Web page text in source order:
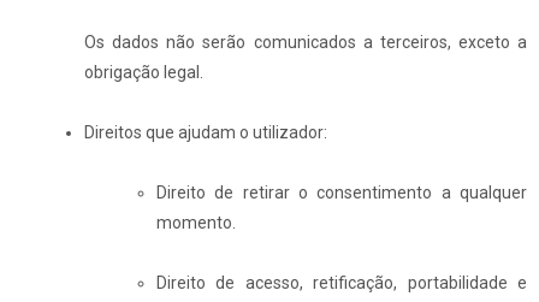
Os dados não serão comunicados a terceiros, exceto a
obrigação legal.
Direitos que ajudam o utilizador:
Direito de retirar o consentimento a qualquer
momento.
Direito de acesso, retificação, portabilidade e